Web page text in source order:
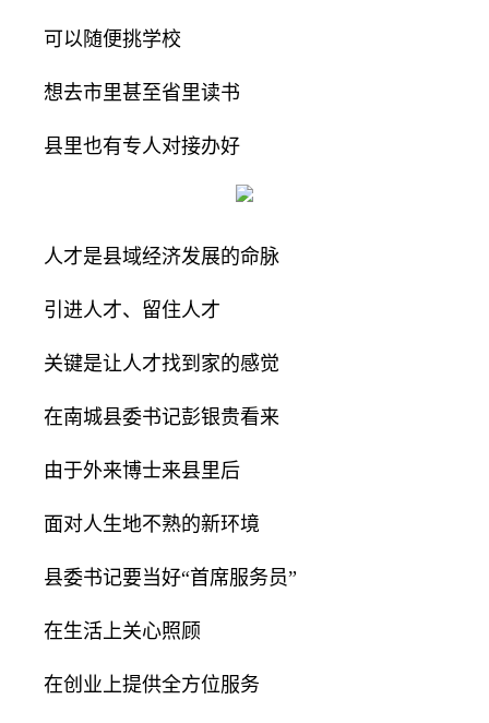
可以随便挑学校
想去市里甚至省里读书
县里也有专人对接办好
人才是县域经济发展的命脉
引进人才、留住人才
关键是让人才找到家的感觉
在南城县委书记彭银贵看来
由于外来博士来县里后
面对人生地不熟的新环境
县委书记要当好“首席服务员”
在生活上关心照顾
在创业上提供全方位服务